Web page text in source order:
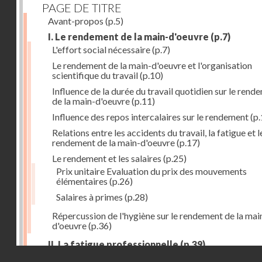
PAGE DE TITRE
Avant-propos (p.5)
I. Le rendement de la main-d'oeuvre (p.7)
L'effort social nécessaire(p.7)
Le rendement de la main-d'oeuvre et l'organisation
scientifique du travail(p.10)
Influence de la durée du travail quotidien sur le
de la main-d'oeuvre(p.11)
Influence des repos intercalaires sur le rendement
Relations entre les accidents du travail, la fatigue et
rendement de la main-d'oeuvre(p.17)
Le rendement et les salaires (p.25)
Prix unitaire Evaluation du prix des mouvements
élémentaires (p.26)
Salaires à primes (p.28)
Répercussion de l'hygiène sur le rendement de la
d'oeuvre(p.36)
II. La fatigue professionnelle(p.39)